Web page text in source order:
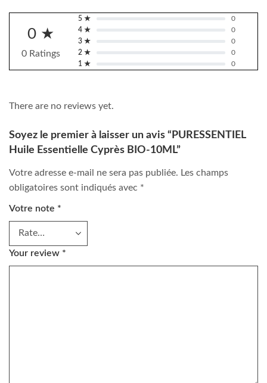
0 ★
0 Ratings
5 ★
0
4 ★
0
3 ★
0
2 ★
0
1 ★
0
There are no reviews yet.
Soyez le premier à laisser un avis “PURESSENTIEL
Huile Essentielle Cyprès BIO-10ML”
Votre adresse e-mail ne sera pas publiée. Les champs
obligatoires sont indiqués avec *
Votre note *
Your review *